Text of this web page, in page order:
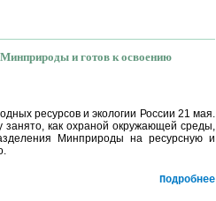
Минприроды и готов к освоению
ресурсов и экологии России 21 мая.
занято, как охраной окружающей среды,
Минприроды на ресурсную и
Подробнее